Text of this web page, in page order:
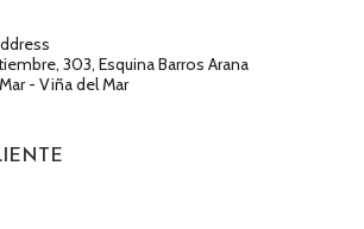
303, Esquina Barros Arana
- Viña del Mar